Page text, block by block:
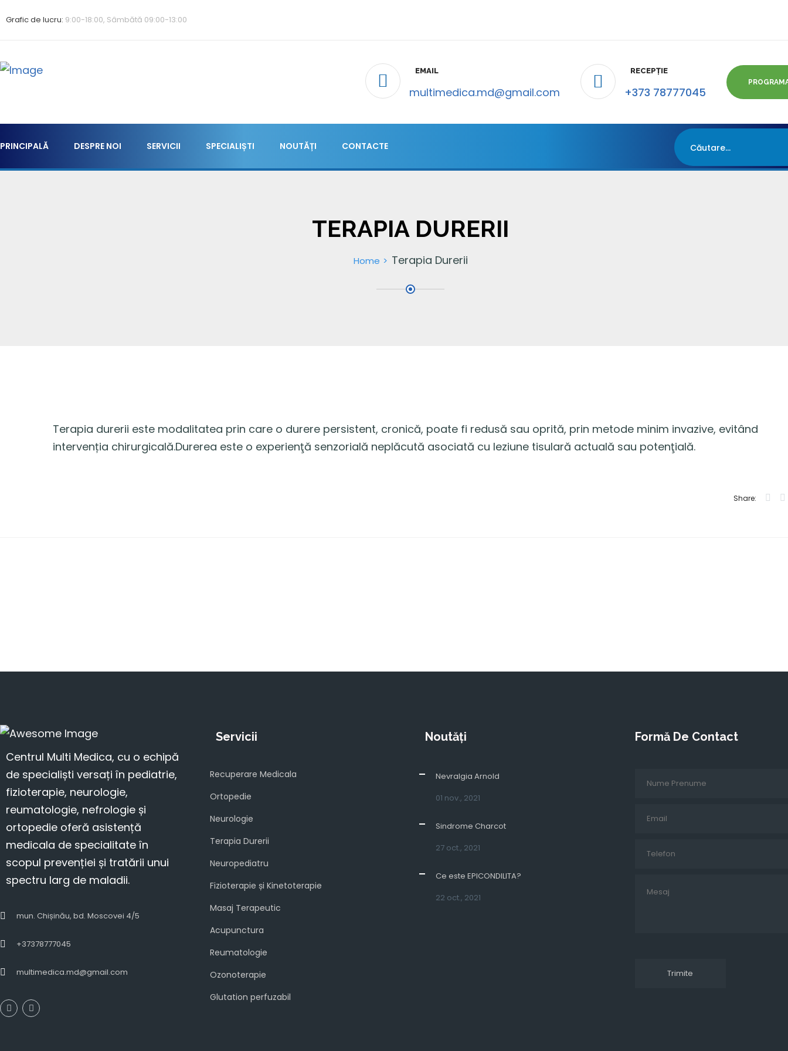
Grafic de lucru: 9:00-18:00, Sâmbătă 09:00-13:00
EMAIL
multimedica.md@gmail.com
RECEPȚIE
+373 78777045
PRINCIPALĂ DESPRE NOI SERVICII SPECIALIȘTI NOUTĂȚI CONTACTE
TERAPIA DURERII
Home Terapia Durerii
Terapia durerii este modalitatea prin care o durere persistent, cronică, poate fi redusă sau oprită, prin metode minim invazive, evitând
intervenția chirurgicală.Durerea este o experienţă senzorială neplăcută asociată cu leziune tisulară actuală sau potenţială.
Share:
Centrul Multi Medica, cu o echipă
de specialiști versați în pediatrie,
fizioterapie, neurologie,
reumatologie, nefrologie și
ortopedie oferă asistență
medicala de specialitate în
scopul prevenției și tratării unui
spectru larg de maladii.
mun. Chișinău, bd. Moscovei 4/5
+37378777045
multimedica.md@gmail.com
Servicii
Recuperare Medicala
Ortopedie
Neurologie
Terapia Durerii
Neuropediatru
Fizioterapie și Kinetoterapie
Masaj Terapeutic
Acupunctura
Reumatologie
Ozonoterapie
Glutation perfuzabil
Noutăți
Nevralgia Arnold
01 nov., 2021
Sindrome Charcot
27 oct., 2021
Ce este EPICONDILITA?
22 oct., 2021
Formă De Contact